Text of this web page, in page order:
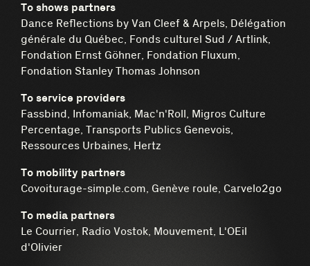
To shows partners
Dance Reflections by Van Cleef & Arpels, Délégation
générale du Québec, Fonds culturel Sud / Artlink,
Fondation Ernst Göhner, Fondation Fluxum,
Fondation Stanley Thomas Johnson
To service providers
Fassbind, Infomaniak, Mac'n'Roll, Migros Culture
Percentage, Transports Publics Genevois,
Ressources Urbaines, Hertz
To mobility partners
Covoiturage-simple.com, Genève roule, Carvelo2go
To media partners
Le Courrier, Radio Vostok, Mouvement, L'OEil
d'Olivier